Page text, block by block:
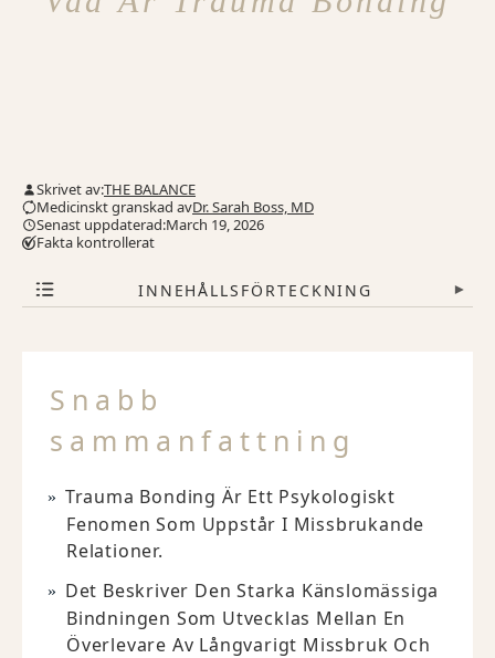
Skrivet av:THE BALANCE
Medicinskt granskad avDr. Sarah Boss, MD
Senast uppdaterad:March 19, 2026
Fakta kontrollerat
INNEHÅLLSFÖRTECKNING ▾
Snabb
sammanfattning
Trauma Bonding Är Ett Psykologiskt
Fenomen Som Uppstår I Missbrukande
Relationer.
Det Beskriver Den Starka Känslomässiga
Bindningen Som Utvecklas Mellan En
Överlevare Av Långvarigt Missbruk Och